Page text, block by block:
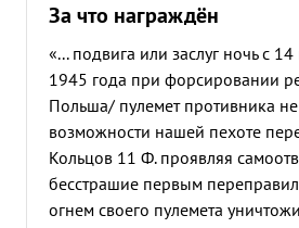
За что награждён
«... подвига или заслуг ночь с
1945 года при форсировании
Польша/ пулемет противника
возможности нашей пехоте
Кольцов 11 Ф. проявляя
бесстрашие первым
огнем своего пулемета